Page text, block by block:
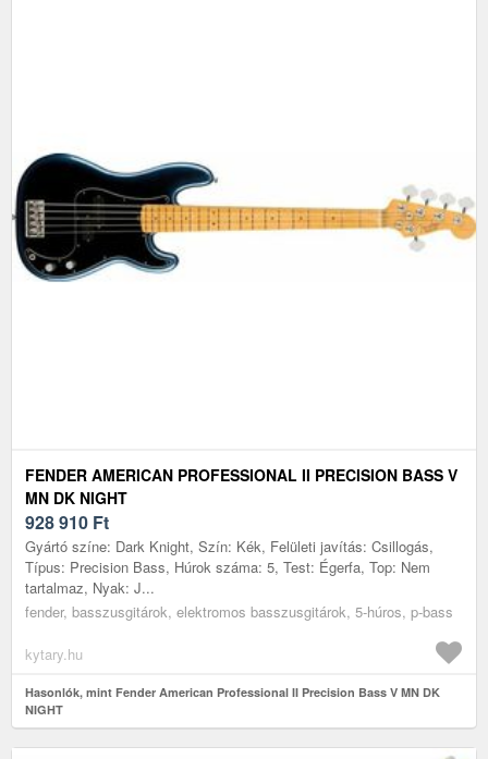
FENDER AMERICAN PROFESSIONAL II PRECISION BASS V
MN DK NIGHT
928 910 Ft
Gyártó színe: Dark Knight, Szín: Kék, Felületi javítás: Csillogás,
Típus: Precision Bass, Húrok száma: 5, Test: Égerfa, Top: Nem
tartalmaz, Nyak: J...
fender, basszusgitárok, elektromos basszusgitárok, 5-húros, p-bass
kytary.hu
Hasonlók, mint Fender American Professional II Precision Bass V MN DK
NIGHT